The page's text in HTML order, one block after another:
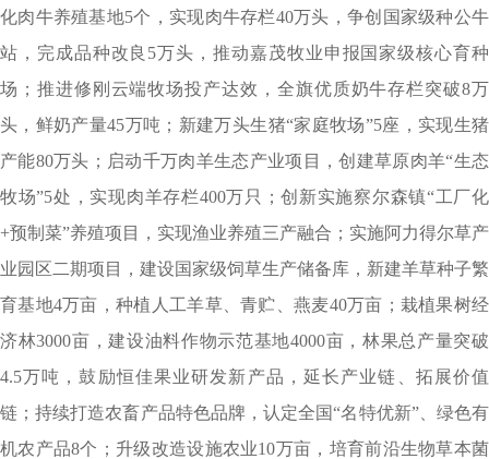
化肉牛养殖基地5个，实现肉牛存栏40万头，争创国家级种公牛
站，完成品种改良5万头，推动嘉茂牧业申报国家级核心育种
场；推进修刚云端牧场投产达效，全旗优质奶牛存栏突破8万
头，鲜奶产量45万吨；新建万头生猪“家庭牧场”5座，实现生猪
产能80万头；启动千万肉羊生态产业项目，创建草原肉羊“生态
牧场”5处，实现肉羊存栏400万只；创新实施察尔森镇“工厂化
+预制菜”养殖项目，实现渔业养殖三产融合；实施阿力得尔草产
业园区二期项目，建设国家级饲草生产储备库，新建羊草种子繁
育基地4万亩，种植人工羊草、青贮、燕麦40万亩；栽植果树经
济林3000亩，建设油料作物示范基地4000亩，林果总产量突破
4.5万吨，鼓励恒佳果业研发新产品，延长产业链、拓展价值
链；持续打造农畜产品特色品牌，认定全国“名特优新”、绿色有
机农产品8个；升级改造设施农业10万亩，培育前沿生物草本菌